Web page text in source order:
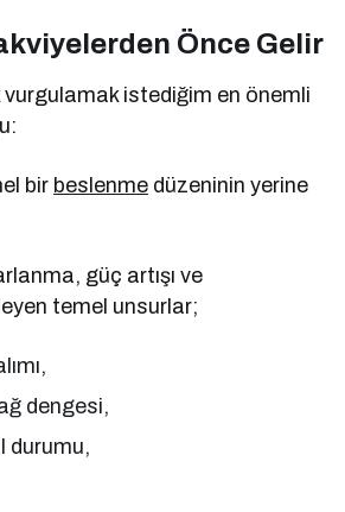
Önce Gelir
istediğim en önemli
bir beslenme düzeninin yerine
güç artışı ve
temel unsurlar;
dengesi,
durumu,